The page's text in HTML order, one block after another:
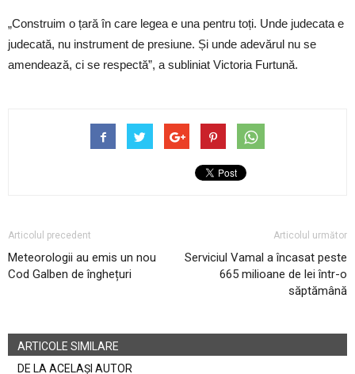
„Construim o țară în care legea e una pentru toți. Unde judecata e
judecată, nu instrument de presiune. Și unde adevărul nu se
amendează, ci se respectă”, a subliniat Victoria Furtună.
Articolul precedent
Meteorologii au emis un nou
Cod Galben de înghețuri
Articolul următor
Serviciul Vamal a încasat peste
665 milioane de lei într-o
săptămână
ARTICOLE SIMILARE
DE LA ACELAȘI AUTOR